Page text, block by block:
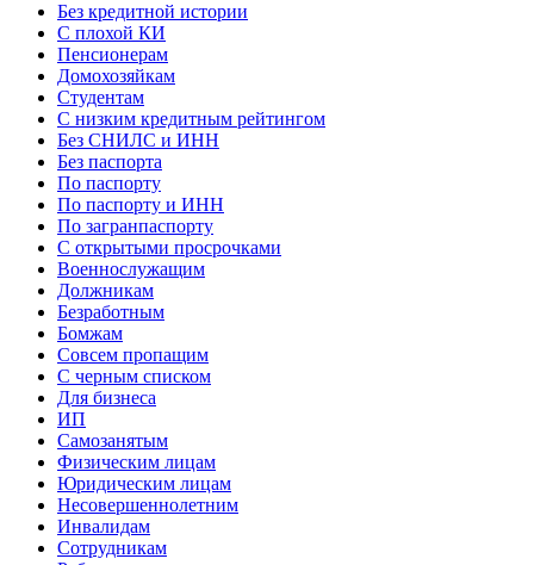
Без кредитной истории
С плохой КИ
Пенсионерам
Домохозяйкам
Студентам
С низким кредитным рейтингом
Без СНИЛС и ИНН
Без паспорта
По паспорту
По паспорту и ИНН
По загранпаспорту
С открытыми просрочками
Военнослужащим
Должникам
Безработным
Бомжам
Совсем пропащим
С черным списком
Для бизнеса
ИП
Самозанятым
Физическим лицам
Юридическим лицам
Несовершеннолетним
Инвалидам
Сотрудникам